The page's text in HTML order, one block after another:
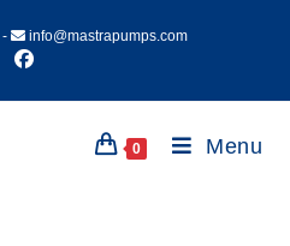
- info@mastrapumps.com
0 Menu